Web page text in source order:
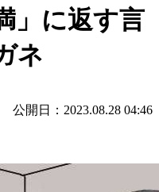
」に返す言
ネ
公開日：2023.08.28 04:46